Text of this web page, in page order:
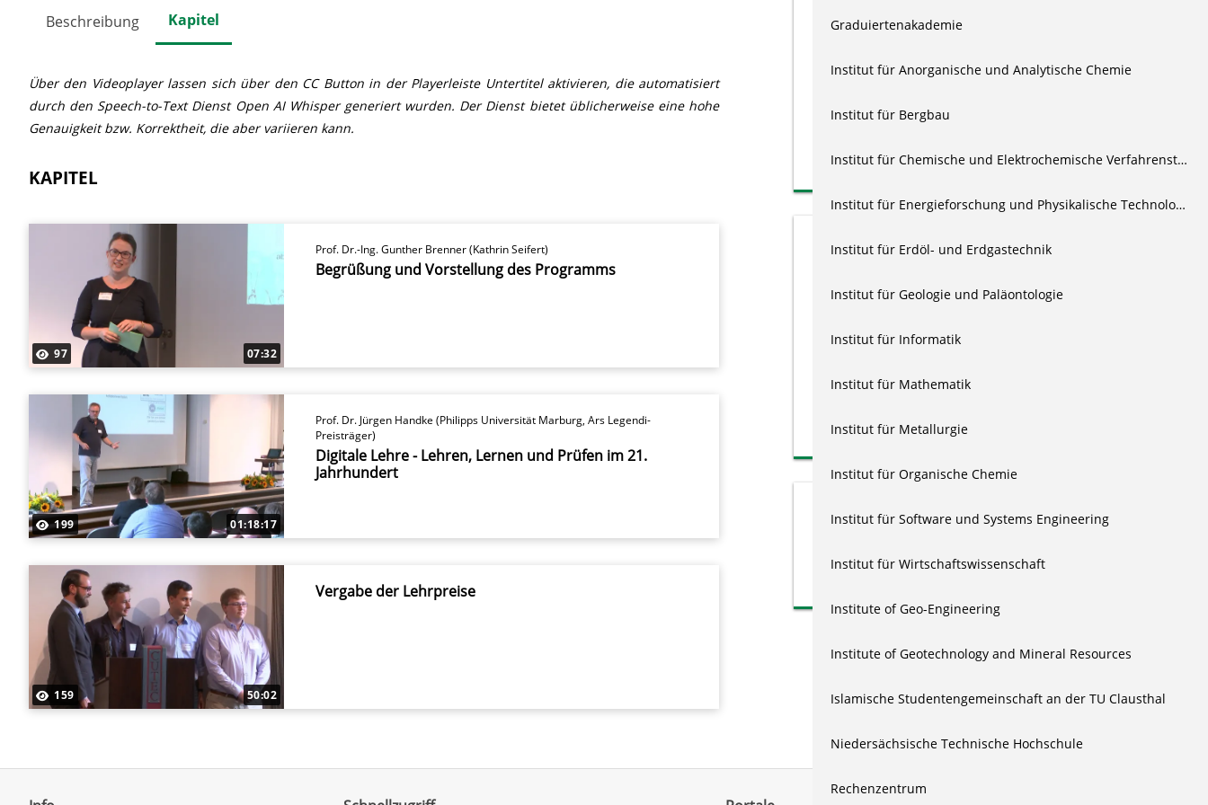
Beschreibung Kapitel
Über den Videoplayer lassen sich über den CC Button in der Playerleiste Untertitel aktivieren, die automatisiert
durch den Speech-to-Text Dienst Open AI Whisper generiert wurden. Der Dienst bietet üblicherweise eine hohe
Genauigkeit bzw. Korrektheit, die aber variieren kann.
KAPITEL
07:32
97
Prof. Dr.-Ing. Gunther Brenner (Kathrin Seifert)
Begrüßung und Vorstellung des Programms
01:18:17
199
Prof. Dr. Jürgen Handke (Philipps Universität Marburg, Ars Legendi-
Preisträger)
Digitale Lehre - Lehren, Lernen und Prüfen im 21.
Jahrhundert
50:02
159
Vergabe der Lehrpreise
Kurzinformationen
05.07.2018
All Rights Reserved
Embed Code
Für das Einbetten von Videos auf Typo3 Seiten der TU Clausthal
kann der Embed Code nicht verwendet werden. Nutzen Sie
Typo3 bereitgestellte
Plugin
Hinweise / Weitere Informationen
FAQ zum Videoserver
Graduiertenakademie
Institut für Anorganische und Analytische Chemie
Institut für Bergbau
Institut für Chemische und Elektrochemische Verfahrenstechnik
Institut für Energieforschung und Physikalische Technologien
Institut für Erdöl- und Erdgastechnik
Institut für Geologie und Paläontologie
Institut für Informatik
Institut für Mathematik
Institut für Metallurgie
Institut für Organische Chemie
Institut für Software und Systems Engineering
Institut für Wirtschaftswissenschaft
Institute of Geo-Engineering
Institute of Geotechnology and Mineral Resources
Islamische Studentengemeinschaft an der TU Clausthal
Niedersächsische Technische Hochschule
Rechenzentrum